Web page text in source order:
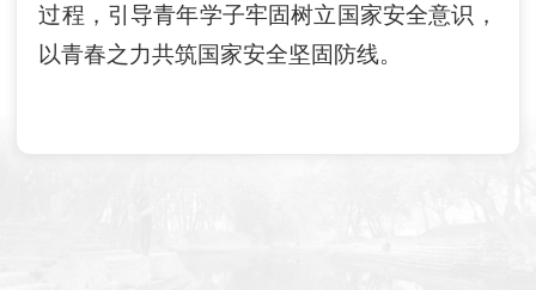
过程，引导青年学子牢固树立国家安全意识，
以青春之力共筑国家安全坚固防线。